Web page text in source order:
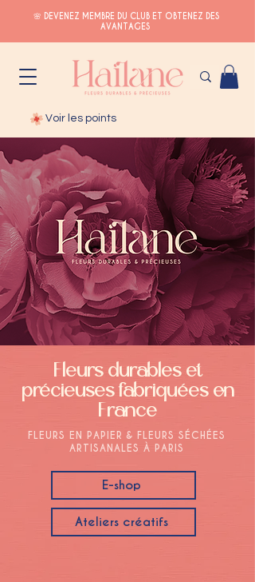
🌸 DEVENEZ MEMBRE DU CLUB ET OBTENEZ DES
AVANTAGES
Voir les points
Fleurs durables et
précieuses fabriquées en
France
FLEURS EN PAPIER & FLEURS SÉCHÉES
ARTISANALES À PARIS
E-shop
Ateliers créatifs